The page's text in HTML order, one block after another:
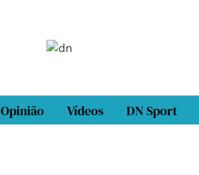
Opinião Vídeos DN Sport